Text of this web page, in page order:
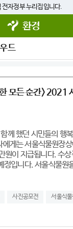
전자정부 누리집입니다.
환경
드
모든 순간> 2021
께 했던 시민들의 행
게는 서울식물원장
원이 지급됩니다. 수
정입니다. 서울식물원
사진공모전 서울식물